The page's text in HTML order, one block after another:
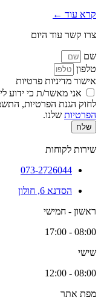
קרא עוד ←
צרו קשר עוד היום
שם
טלפון
אישור מדיניות פרטיות
אני מאשר/ת כי ידוע
לחוק הגנת הפרטיות, התשמ"א–1981 (כולל תיקון
הפרטיות שלנו.
שלח
שירות לקוחות
073-2726044
הסדנא 6, חולון
ראשון - חמישי
08:00 - 17:00
שישי
08:00 - 12:00
מפת אתר